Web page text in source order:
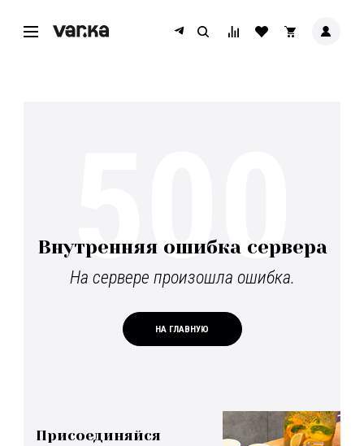
Внутренняя ошибка сервера
На сервере произошла ошибка.
НА ГЛАВНУЮ
500
Присоединяйся